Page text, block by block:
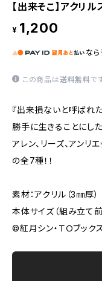
【出来そこ】アクリル
¥ 1,200
なら
この商品は送料無料で
『出来損ないと呼ばれ
勝手に生きることにした
アレン、リーズ、アンリ
の全7種！！
素材：アクリル（3㎜厚）
本体サイズ（組み立て
©紅月シン・ＴＯブッ